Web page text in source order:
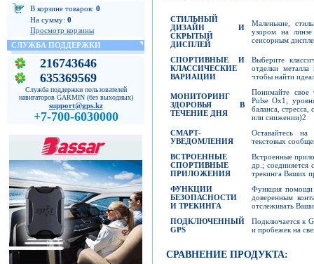
В корзине товаров: 0
На сумму: 0
Просмотр корзины
СЛУЖБА ПОДДЕРЖКИ
216743646
635369569
Служба поддержки пользователей
навигаторов GARMIN (без выходных)
support@gps.kz
+7-700-6030000
СТИЛЬНЫЙ
ДИЗАЙН И
СКРЫТЫЙ
ДИСПЛЕЙ
Маленькие,
узором на
сенсорным
СПОРТИВНЫЕ И
КЛАССИЧЕСКИЕ
ВАРИАЦИИ
Выберите
отделки
чтобы найти
МОНИТОРИНГ
ЗДОРОВЬЯ В
ТЕЧЕНИЕ ДНЯ
Понимайте свое
Pulse Ox1,
баланса,
или снижении)2
СМАРТ-
УВЕДОМЛЕНИЯ
Оставайтесь
текстовых
ВСТРОЕННЫЕ
СПОРТИВНЫЕ
ПРИЛОЖЕНИЯ
Встроенные
др.;
трекинга Ваших
ФУНКЦИИ
БЕЗОПАСНОСТИ
И ТРЕКИНГА
Функция помощи
доверенным
отслеживать
ПОДКЛЮЧЕННЫЙ
GPS
Подключается к
и пробежек на
СРАВНЕНИЕ ПРОДУКТА: